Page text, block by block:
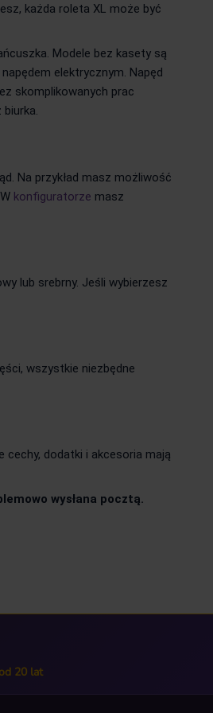
każda roleta XL może być
Modele bez kasety są
elektrycznym. Napęd
skomplikowanych prac
Na przykład masz możliwość
konfiguratorze masz
lub srebrny. Jeśli wybierzesz
wszystkie niezbędne
dodatki i akcesoria mają
wysłana pocztą.
20 lat